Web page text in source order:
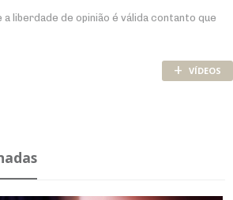
a liberdade de opinião é válida contanto que
+ VÍDEOS